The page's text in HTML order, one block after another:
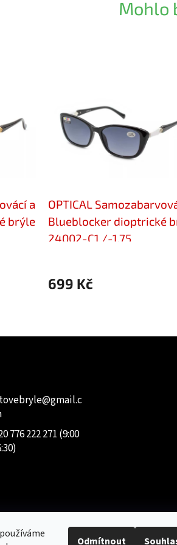
Odmítnout
Mohlo
a
brýle
OPTICAL
Blueblocker dioptrické
24002-C1 /-1,75
699 Kč
@gmail.c
776 222 271 (9:00